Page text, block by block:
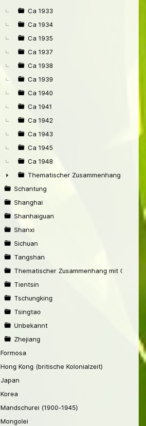
Ca 1933
Ca 1934
Ca 1935
Ca 1937
Ca 1938
Ca 1939
Ca 1940
Ca 1941
Ca 1942
Ca 1943
Ca 1945
Ca 1948
►
Thematischer Zusammenhang mit
Schantung
Shanghai
Shanhaiguan
Shanxi
Sichuan
Tangshan
Thematischer Zusammenhang mit China
Tientsin
Tschungking
Tsingtao
Unbekannt
Zhejiang
Formosa
Hong Kong (britische Kolonialzeit)
Japan
Korea
Mandschurei (1900-1945)
Mongolei